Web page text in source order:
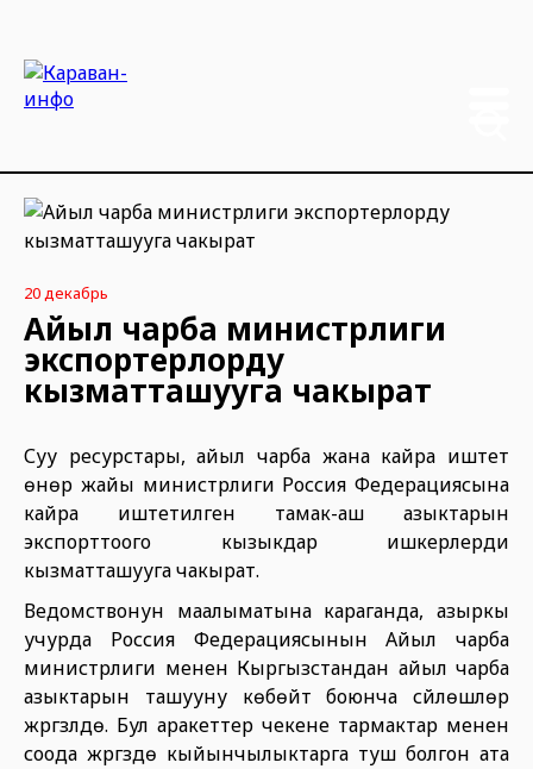
20 декабрь
Айыл чарба министрлиги
экспортерлорду
кызматташууга чакырат
Суу ресурстары, айыл чарба жана кайра иштетүү
өнөр жайы министрлиги Россия Федерациясына
кайра иштетилген тамак-аш азыктарын
экспорттоого кызыкдар ишкерлерди
кызматташууга чакырат.
Ведомствонун маалыматына караганда, азыркы
учурда Россия Федерациясынын Айыл чарба
министрлиги менен Кыргызстандан айыл чарба
азыктарын ташууну көбөйтүү боюнча сүйлөшүүлөр
жүргүзүлүүдө. Бул аракеттер чекене тармактар менен
соода жүргүзүүдө кыйынчылыктарга туш болгон ата